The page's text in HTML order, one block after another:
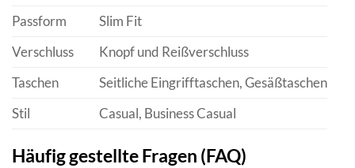
Passform
Slim Fit
Verschluss
Knopf und Reißverschluss
Taschen
Seitliche Eingrifftaschen, Gesäßtaschen
Stil
Casual, Business Casual
Häufig gestellte Fragen (FAQ)